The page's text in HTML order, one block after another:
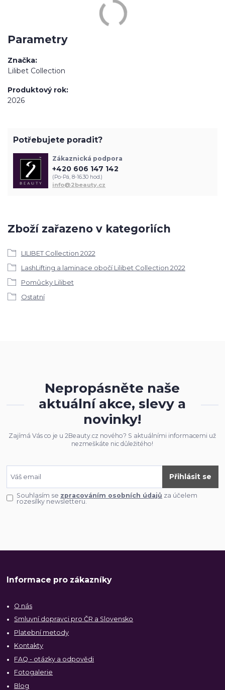
Parametry
Značka
Lilibet Collection
Produktový rok
2026
Zboží zařazeno v kategoriích
LILIBET Collection 2022
LashLifting a laminace obočí Lilibet Collection 2022
Pomůcky Lilibet
Ostatní
Potřebujete poradit?
Zákaznická podpora
+420 606 147 142
(Po-Pá, 8-16.30 hod.)
info@2beauty.cz
Nepropásněte naše
aktuální akce, slevy a
novinky!
Zajímá Vás co je u 2Beauty.cz nového? S aktuálními informacemi už
nezmeškáte nic důležitého!
Přihlásit se
Souhlasím se zpracováním osobních údajů za účelem
rozesílky newsletteru.
Informace pro zákazníky
O nás
Smluvní dopravci pro ČR a Slovensko
Platební metody
Kontakty
FAQ - otázky a odpovědi
Fotogalerie
Blog